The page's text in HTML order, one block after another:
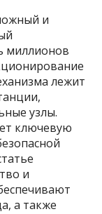
и
миллионов
лежит
узлы.
ключевую
и
а также